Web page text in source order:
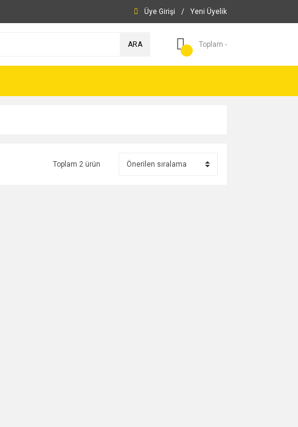
Üye Girişi / Yeni Üyelik
ARA Toplam -
Toplam 2 ürün